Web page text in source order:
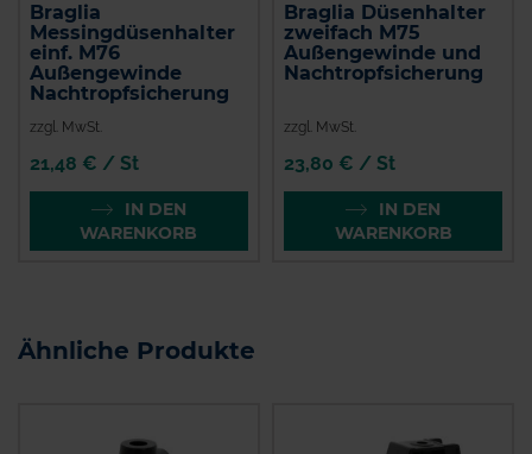
Braglia
Messingdüsenhalter
einf. M76
Außengewinde
Nachtropfsicherung
zzgl. MwSt.
21,48 € / St
IN DEN
WARENKORB
Braglia Düsenhalter
zweifach M75
Außengewinde und
Nachtropfsicherung
zzgl. MwSt.
23,80 € / St
IN DEN
WARENKORB
Ähnliche Produkte